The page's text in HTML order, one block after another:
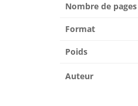
Nombre de
Format
Poids
Auteur